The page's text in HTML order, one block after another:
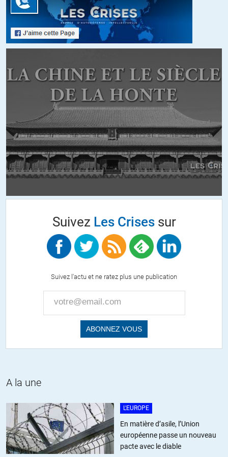
corruption. J’ai le souvenir de l’étonnement, il y a 25 ans de cela, d’un
patron d’école de commerce privée qui demandait la reconnaissance
de l’Etat, lorsque le sous-directeur d’administration centrale chargé
de cela lui suggérait de payer 300 000 francs (de 1991 si ma
mémoire est bonne) pour mettre son dossier sur le dessus de la pile.
+10 ALERTER
Pepin Lecourt//30.05.2016 à 09h26
Pour Saviano ce serait la Grande- Bretagne !
http://tinyurl.com/j4kl62r
de la planète avec tous les coup d’Etat et révolutions maffieuses qu’il
Ici, je pense que l’on fait le palmarès des endroits où les entreprises
doivent graisser la patte pour mener des affaires légales.
Mais ce n’est pas le palmarès des endroits où les entreprises
récompensent les politiques qui votent des lois sur mesure pour les
entreprises, selon leurs désirs, afin de rendre licites toutes leurs
activités…
St3ph4n3 L. 30.05.2016 à 10h03
On en vient à se demander si la corruption est véritablement un
défaut ou un excès d’un système quelconque ; ou bien si elle n’est
pas simplement consubstantielle d’un monde où chacun étant
Suivez Les Crisessur
Suivez l'actu et ne ratez plus une publication
A la une
L'EUROPE
En matière d’asile, l’Union
européenne passe un nouveau
pacte avec le diable